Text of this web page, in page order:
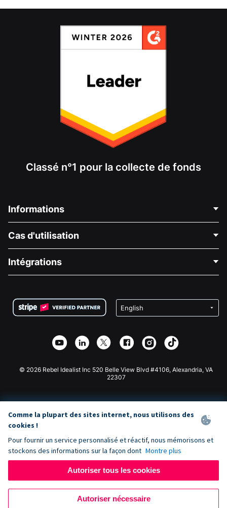
Classé n°1 pour la collecte de fonds
Informations
À propos de nous
Carrières
Confidentialité
Partenariat d'affiliation
Bibliothèque
Cas d'utilisation
Collecte de fonds médicale
Collecte de fonds caritative
Intégrations
Plugin de don Wix
Application de don Webflow
Don Joomla
© 2026 Rebel Idealist Inc 520 Belle View Blvd #4106, Alexandria, VA
22307
Comme la plupart des sites internet, nous utilisons des
cookies !
Pour fournir un service personnalisé et réactif, nous mémorisons et
stockons des informations sur la façon dont Montre plus
Autoriser tous les cookies
Autoriser nécessaire